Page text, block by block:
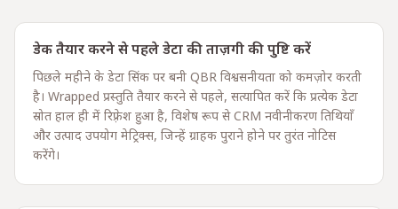
डेक तैयार करने से पहले डेटा की ताज़गी की पुष्टि करें
पिछले महीने के डेटा सिंक पर बनी QBR विश्वसनीयता को कमज़ोर करती
है। Wrapped प्रस्तुति तैयार करने से पहले, सत्यापित करें कि प्रत्येक डेटा
स्रोत हाल ही में रिफ़्रेश हुआ है, विशेष रूप से CRM नवीनीकरण तिथियाँ
और उत्पाद उपयोग मेट्रिक्स, जिन्हें ग्राहक पुराने होने पर तुरंत नोटिस
करेंगे।